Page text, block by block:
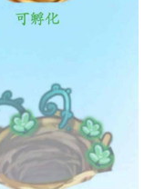
0.1折手游
游戏推荐
一起体验精彩世界